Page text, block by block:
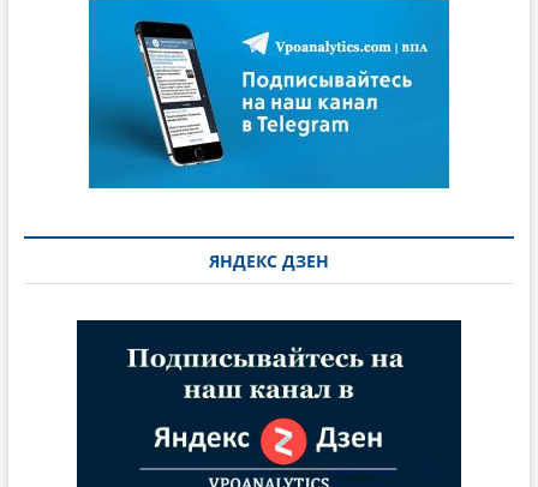
ЯНДЕКС ДЗЕН